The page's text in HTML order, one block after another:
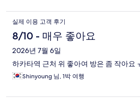
실제 이용 고객 후기
8/10 - 매우 좋아요
2026년 7월 6일
하카타역 근처 위 좋아여 방은 좀 작아요
Shinyoung 님, 1박 여행